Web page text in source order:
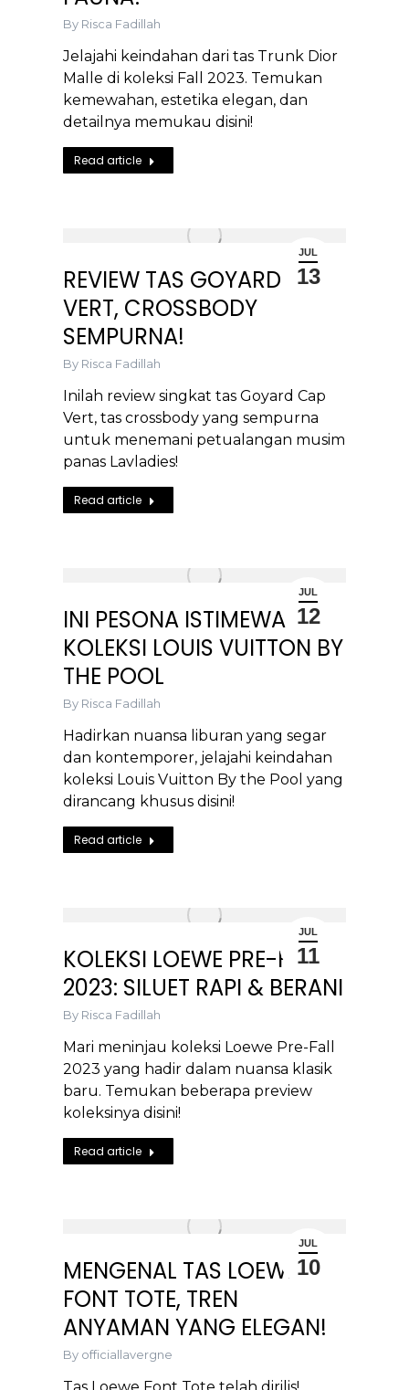
By Risca Fadillah
Jelajahi keindahan dari tas Trunk Dior
Malle di koleksi Fall 2023. Temukan
kemewahan, estetika elegan, dan
detailnya memukau disini!
Read article
JUL
13
REVIEW TAS GOYARD CAP
VERT, CROSSBODY
SEMPURNA!
By Risca Fadillah
Inilah review singkat tas Goyard Cap
Vert, tas crossbody yang sempurna
untuk menemani petualangan musim
panas Lavladies!
Read article
JUL
12
INI PESONA ISTIMEWA
KOLEKSI LOUIS VUITTON BY
THE POOL
By Risca Fadillah
Hadirkan nuansa liburan yang segar
dan kontemporer, jelajahi keindahan
koleksi Louis Vuitton By the Pool yang
dirancang khusus disini!
Read article
JUL
11
KOLEKSI LOEWE PRE-FALL
2023: SILUET RAPI & BERANI
By Risca Fadillah
Mari meninjau koleksi Loewe Pre-Fall
2023 yang hadir dalam nuansa klasik
baru. Temukan beberapa preview
koleksinya disini!
Read article
JUL
10
MENGENAL TAS LOEWE
FONT TOTE, TREN
ANYAMAN YANG ELEGAN!
By officiallavergne